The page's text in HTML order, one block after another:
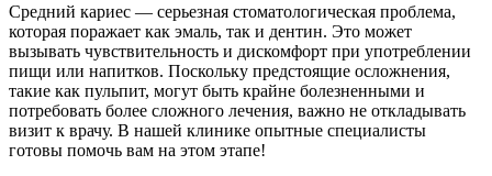
Средний кариес — серьезная стоматологическая проблема,
которая поражает как эмаль, так и дентин. Это может
вызывать чувствительность и дискомфорт при употреблении
пищи или напитков. Поскольку предстоящие осложнения,
такие как пульпит, могут быть крайне болезненными и
потребовать более сложного лечения, важно не откладывать
визит к врачу. В нашей клинике опытные специалисты
готовы помочь вам на этом этапе!